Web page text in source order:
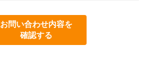
お問い合わせ内容を
確認する